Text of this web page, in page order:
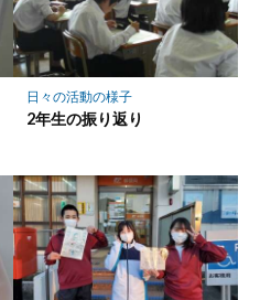
日々の活動の様子
2年生の振り返り